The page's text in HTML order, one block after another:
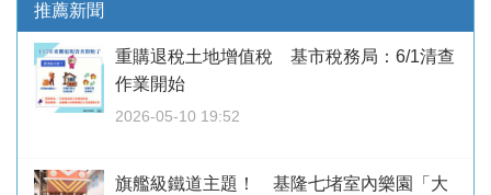
推薦新聞
重購退稅土地增值稅 基市稅務局：6/1清查
作業開始
2026-05-10 19:52
旗艦級鐵道主題！ 基隆七堵室內樂園「大